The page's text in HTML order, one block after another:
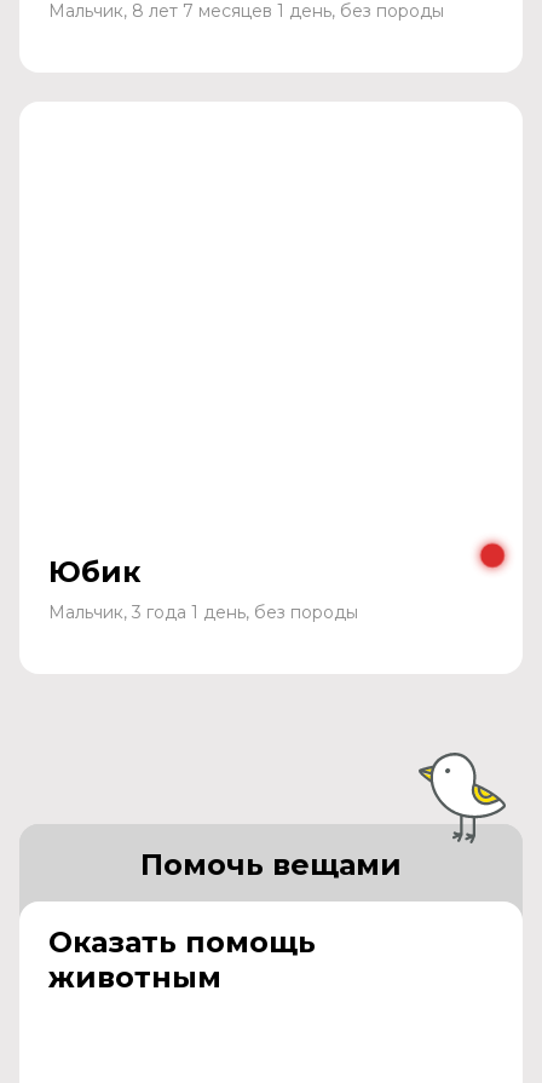
Мальчик, 8 лет 7 месяцев 1 день, без породы
Юбик
Мальчик, 3 года 1 день, без породы
Оказать помощь
животным
Помочь вещами